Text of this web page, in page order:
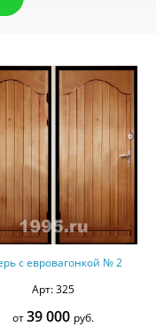
с евровагонкой № 2
Арт: 325
от39 000 руб.